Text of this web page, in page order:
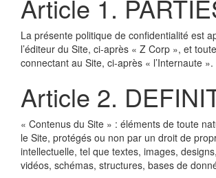
Article 1.
La présente politique de confidentialité est
l’éditeur du Site, ci-après « Z Corp », et
connectant au Site, ci-après « l’Internaute ».
Article 2.
« Contenus du Site » : éléments de toute
le Site, protégés ou non par un droit de
intellectuelle, tel que textes, images,
vidéos, schémas, structures, bases de